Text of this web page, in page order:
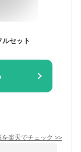
セット
を楽天でチェック >>